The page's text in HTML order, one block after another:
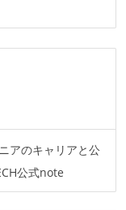
アのキャリアと公
公式note